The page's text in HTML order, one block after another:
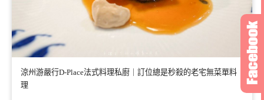
涼州游嚴行D-Place法式料理私廚｜訂位總是秒殺的老宅無菜單料
理